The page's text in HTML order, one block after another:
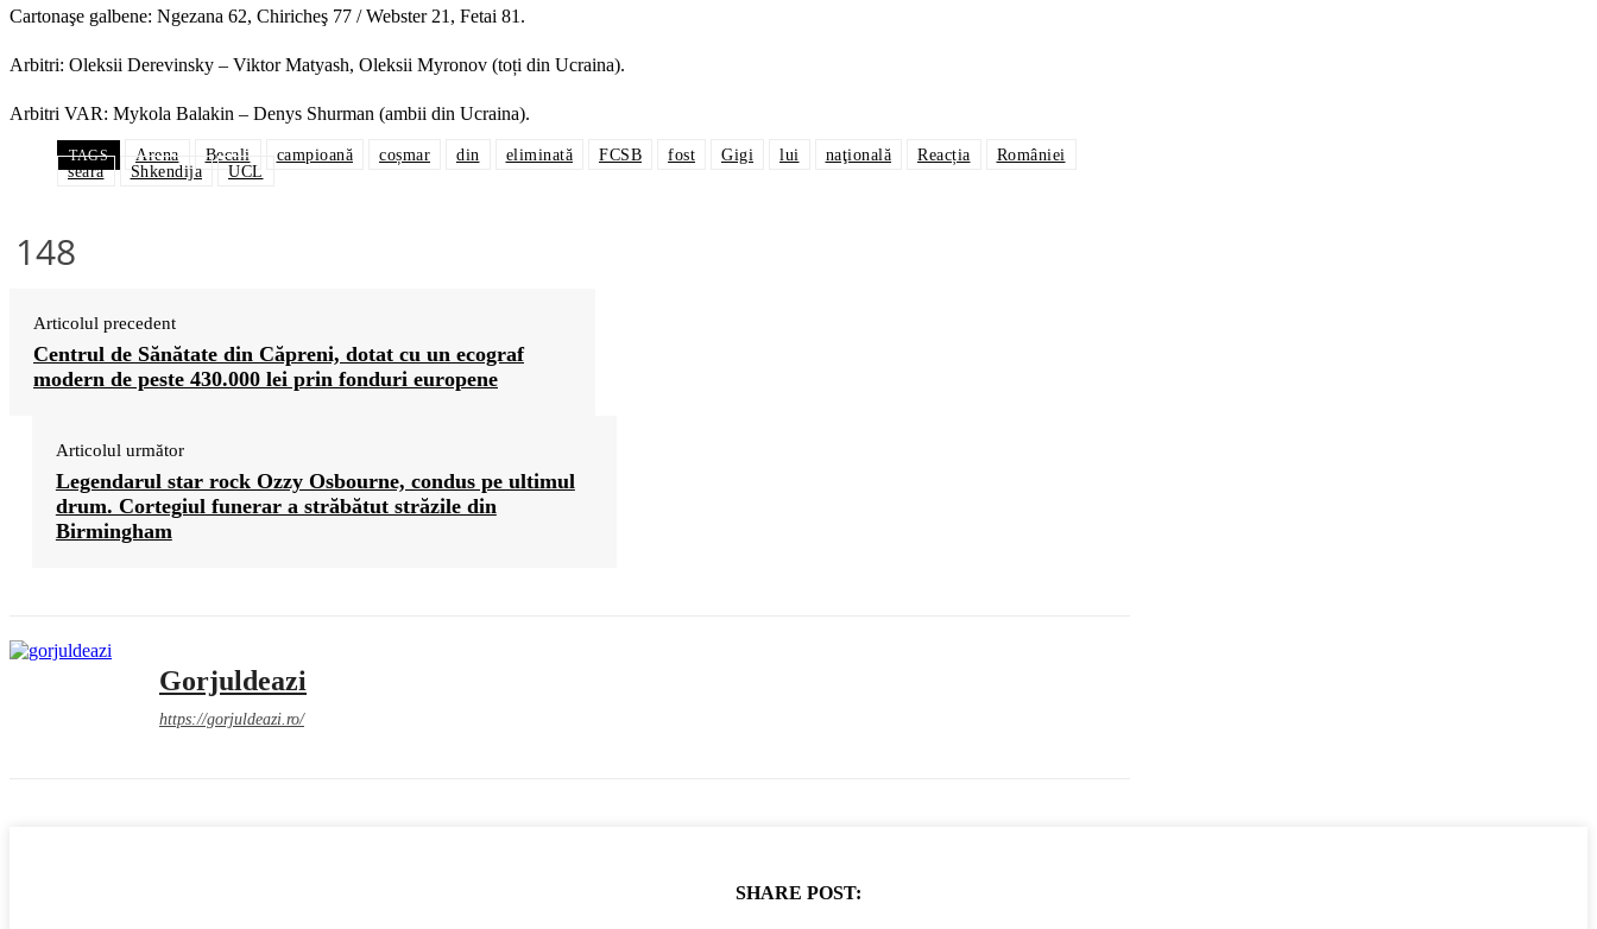
Cartonaşe galbene: Ngezana 62, Chiricheş 77 / Webster 21, Fetai 81.
Arbitri: Oleksii Derevinsky – Viktor Matyash, Oleksii Myronov (toți din Ucraina).
Arbitri VAR: Mykola Balakin – Denys Shurman (ambii din Ucraina).
TAGS Arena Becali campioană coșmar din eliminată FCSB fost Gigi lui naţională Reacția
României
seara
Shkendija UCL
148
Articolul precedent
Centrul de Sănătate din Căpreni, dotat cu un ecograf
modern de peste 430.000 lei prin fonduri europene
Articolul următor
Legendarul star rock Ozzy Osbourne, condus pe ultimul
drum. Cortegiul funerar a străbătut străzile din
Birmingham
Gorjuldeazi
https://gorjuldeazi.ro/
SHARE POST: